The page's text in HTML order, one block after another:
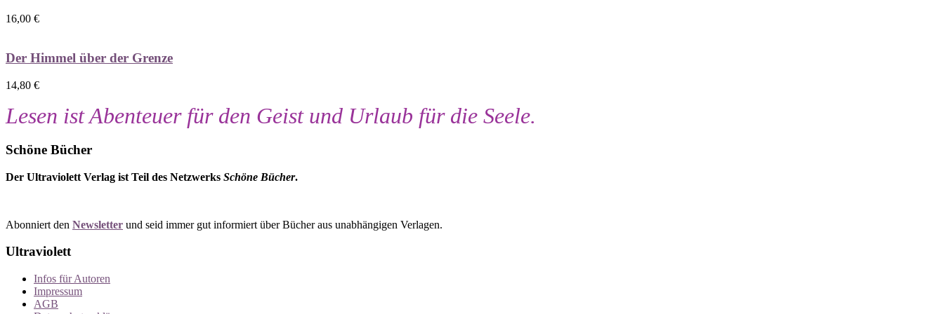
16,00 €
Der Himmel über der Grenze
14,80 €
Lesen ist Abenteuer für den Geist und Urlaub für die Seele.
Schöne Bücher
Der Ultraviolett Verlag ist Teil des Netzwerks Schöne Bücher.
Abonniert den Newsletter und seid immer gut informiert über Bücher aus unabhängigen Verlagen.
Ultraviolett
Infos für Autoren
Impressum
AGB